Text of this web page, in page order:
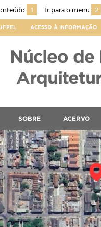
1 Ir para o menu 2
ACESSO À INFORMAÇÃO
Núcleo de
SOBRE ACERVO